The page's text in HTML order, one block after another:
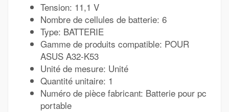
Tension: 11,1 V
Nombre de cellules de batterie: 6
Type: BATTERIE
Gamme de produits compatible: POUR
ASUS A32-K53
Unité de mesure: Unité
Quantité unitaire: 1
Numéro de pièce fabricant: Batterie pour pc
portable